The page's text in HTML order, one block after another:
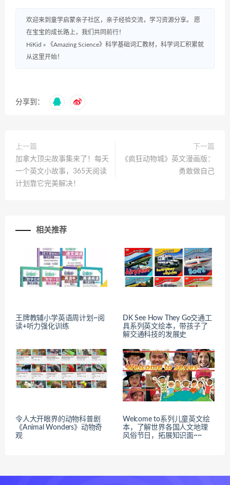
欢迎来到童学启蒙亲子社区，亲子经验交流，学习资源分享。 愿
在宝宝的成长路上，我们共同前行！
HiKid »
《Amazing Science》科学基础词汇教材，科学词汇积累就
从这里开始！
分享到：
上一篇
加拿大顶尖故事集来了！每天
一个英文小故事，365天阅读
计划靠它完美解决！
下一篇
《疯狂动物城》英文漫画版：
勇敢做自己
相关推荐
王牌教辅小学英语周计划~阅
读+听力强化训练
DK See How They Go交通工
具系列英文绘本，带孩子了
解交通科技的发展史
令人大开眼界的动物科普剧
《Animal Wonders》动物奇
观
Welcome to系列儿童英文绘
本，了解世界各国人文地理
风俗节日，拓展知识面~~